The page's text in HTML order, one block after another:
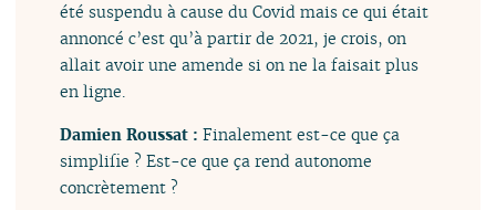
été suspendu à cause du Covid mais ce qui était
annoncé c’est qu’à partir de 2021, je crois, on
allait avoir une amende si on ne la faisait plus
en ligne.
Damien Roussat :Finalement est-ce que ça
simplifie ? Est-ce que ça rend autonome
concrètement ?